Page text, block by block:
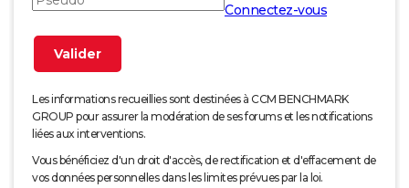
Connectez-vous
Les informations recueillies sont destinées à CCM BENCHMARK
GROUP pour assurer la modération de ses forums et les notifications
liées aux interventions.
Vous bénéficiez d'un droit d'accès, de rectification et d'effacement de
vos données personnelles dans les limites prévues par la loi.